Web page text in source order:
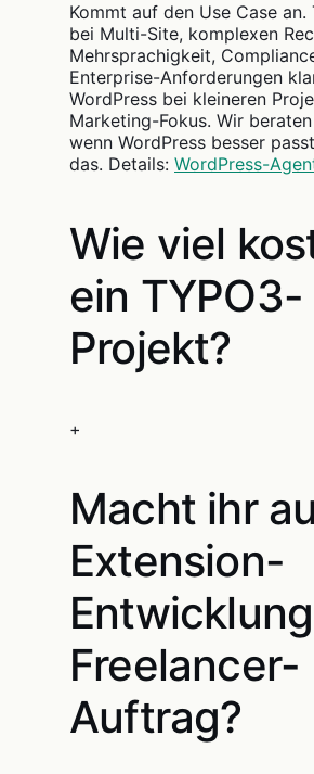
Kommt auf den Use Case an.
bei Multi-Site, komplexen
Mehrsprachigkeit,
Enterprise-Anforderungen
WordPress bei kleineren
Marketing-Fokus. Wir
wenn WordPress besser
das. Details: WordPress-
Wie viel
ein TYPO3-
Projekt?
+
Macht ihr
Extension-
Freelancer-
Auftrag?